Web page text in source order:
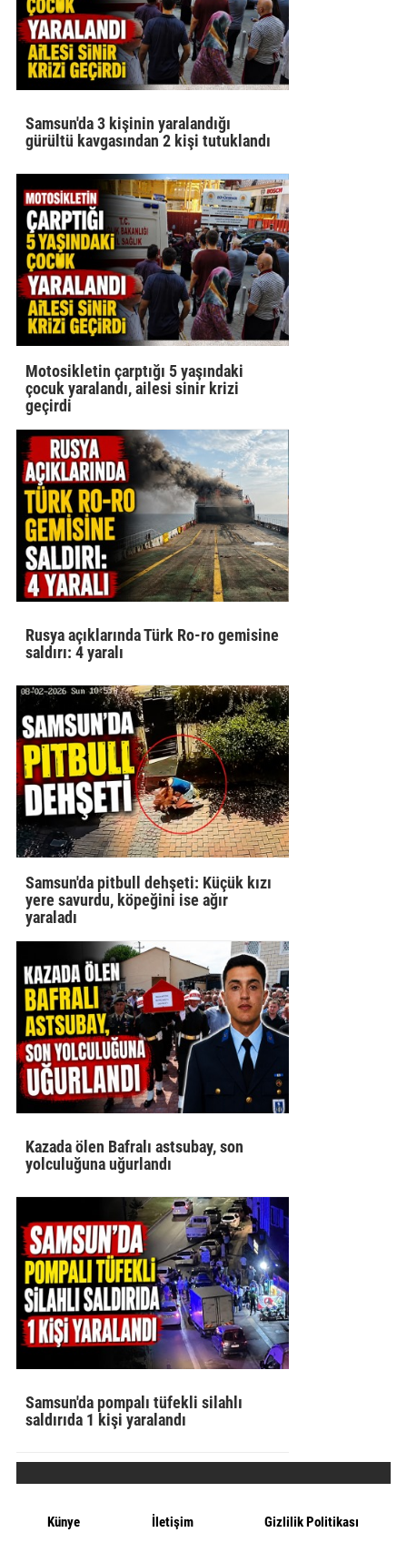
Samsun'da 3 kişinin yaralandığı
gürültü kavgasından 2 kişi tutuklandı
Motosikletin çarptığı 5 yaşındaki
çocuk yaralandı, ailesi sinir krizi
geçirdi
Rusya açıklarında Türk Ro-ro gemisine
saldırı: 4 yaralı
Samsun'da pitbull dehşeti: Küçük kızı
yere savurdu, köpeğini ise ağır
yaraladı
Kazada ölen Bafralı astsubay, son
yolculuğuna uğurlandı
Samsun'da pompalı tüfekli silahlı
saldırıda 1 kişi yaralandı
Künye İletişim Gizlilik Politikası